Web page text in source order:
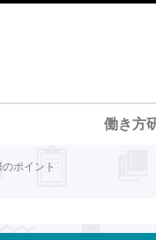
働き方
ポイント